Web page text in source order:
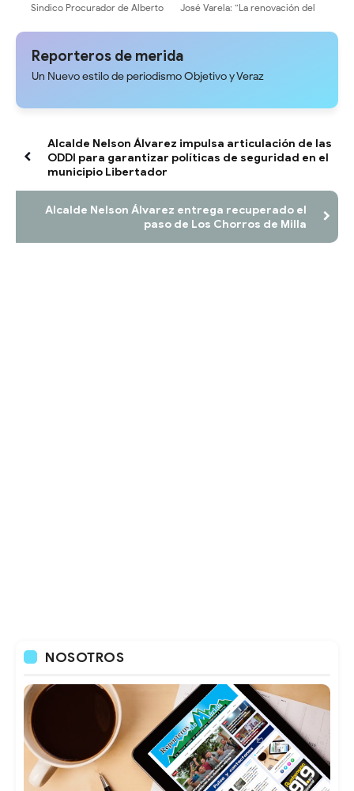
Sindico Procurador de Alberto
responsabilidad exclusiva de sus
José Varela: “La renovación del
paso para la
Reporteros de merida
Un Nuevo estilo de periodismo Objetivo y Veraz
Alcalde Nelson Álvarez impulsa articulación de las
ODDI para garantizar políticas de seguridad en el
municipio Libertador
Alcalde Nelson Álvarez entrega recuperado el
paso de Los Chorros de Milla
NOSOTROS